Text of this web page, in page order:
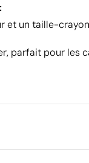
et un taille-
parfait pour les